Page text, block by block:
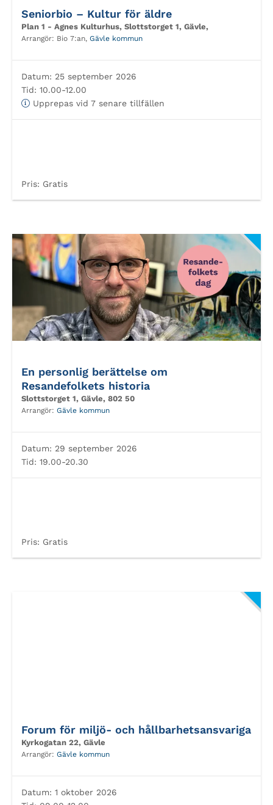
Seniorbio – Kultur för äldre
Plan 1 - Agnes Kulturhus, Slottstorget 1, Gävle,
Arrangör: Bio 7:an, Gävle kommun
Datum: 25 september 2026
Tid: 10.00-12.00
Upprepas vid 7 senare tillfällen
Pris: Gratis
En personlig berättelse om
Resandefolkets historia
Slottstorget 1, Gävle, 802 50
Arrangör: Gävle kommun
Datum: 29 september 2026
Tid: 19.00-20.30
Pris: Gratis
Forum för miljö- och hållbarhetsansvariga
Kyrkogatan 22, Gävle
Arrangör: Gävle kommun
Datum: 1 oktober 2026